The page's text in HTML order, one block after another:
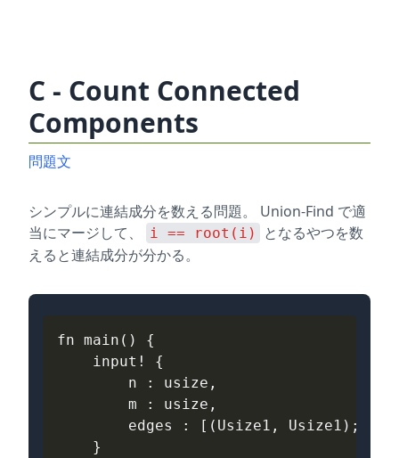
C - Count Connected
Components
問題文
シンプルに連結成分を数える問題。 Union-Find で適
当にマージして、
i == root(i)
となるやつを数
えると連結成分が分かる。
fn main ()
{
input !
{
n
: usize ,
m
: usize ,
edges
: [( Usize1 , Usize1 );
}